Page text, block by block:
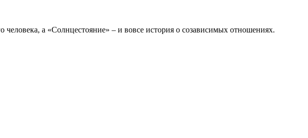
а «Солнцестояние» – и вовсе история о созависимых отношениях.